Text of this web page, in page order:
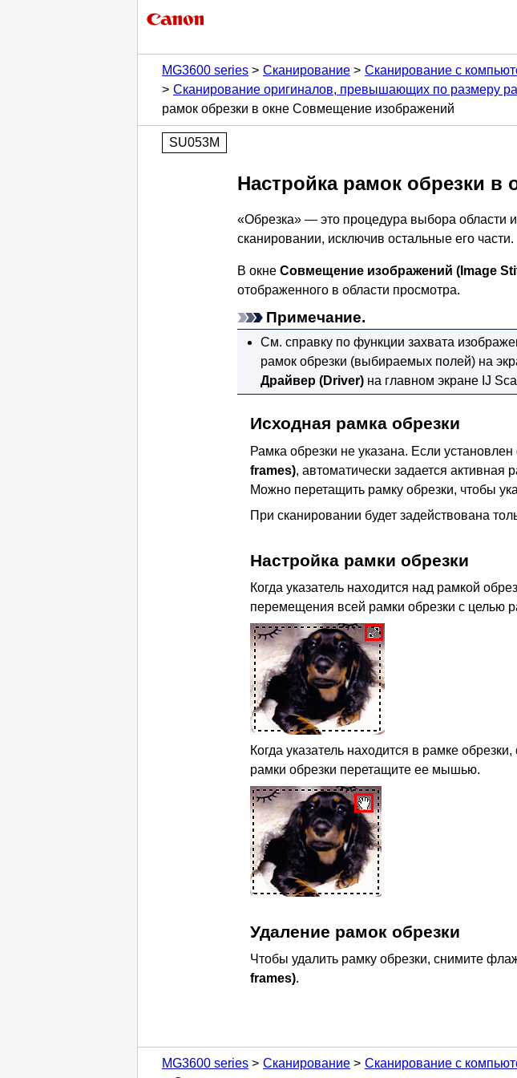
MG3600 series
Сканирование Сканирование с
Сканирование оригиналов, превышающих по размеру
рамок обрезки в окне Совмещение изображений
SU053M
Настройка рамок обрезки в
«Обрезка» — это процедура выбора области
сканировании, исключив остальные его части.
В окне Совмещение изображений (Image
отображенного в области просмотра.
Примечание.
См. справку по функции захвата
рамок обрезки (выбираемых полей) на
Драйвер (Driver)на главном экране IJ
Исходная рамка обрезки
Рамка обрезки не указана. Если
frames), автоматически задается активная
Можно перетащить рамку обрезки, чтобы
При сканировании будет задействована
Настройка рамки обрезки
Когда указатель находится над рамкой
перемещения всей рамки обрезки с
Когда указатель находится в рамке
рамки обрезки перетащите ее мышью.
Удаление рамок обрезки
Чтобы удалить рамку обрезки, снимите
frames).
MG3600 series Сканирование Сканирование с